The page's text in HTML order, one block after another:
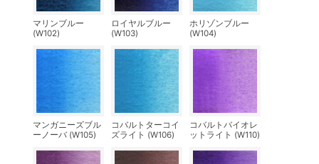
マリンブルー
(W102)
ロイヤルブルー
(W103)
ホリゾンブルー
(W104)
マンガニーズブル
ーノーバ (W105)
コバルトターコイ
ズライト (W106)
コバルトバイオレ
ットライト (W110)